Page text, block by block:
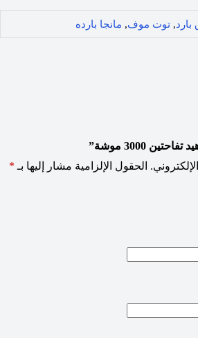
, توت موف, مانجا بارده
3000 موشة”
الحقول الإلزامية مشار إليها بـ *